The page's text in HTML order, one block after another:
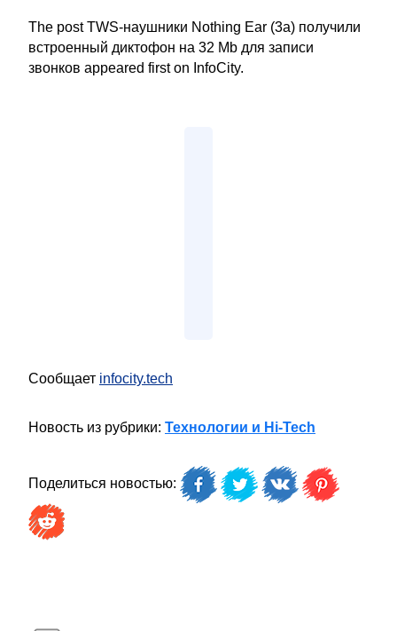
The post TWS-наушники Nothing Ear (3a) получили
встроенный диктофон на 32 Mb для записи
звонков appeared first on InfoCity.
Сообщает infocity.tech
Новость из рубрики: Технологии и Hi-Tech
Поделиться новостью: